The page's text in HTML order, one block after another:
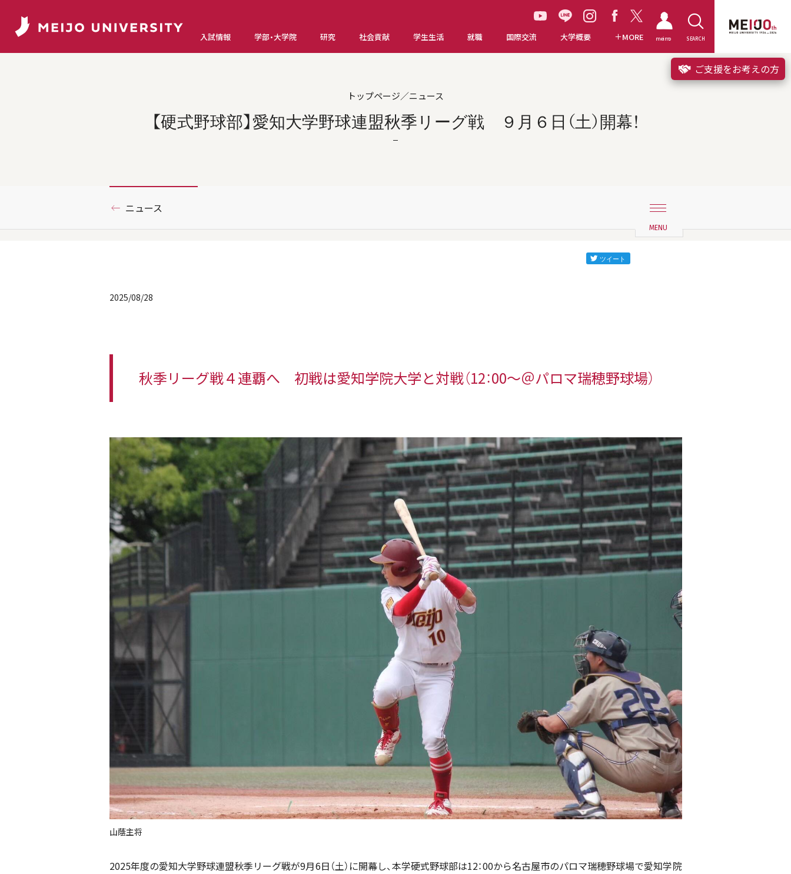
入試情報 学部・大学院 研究 社会貢献 学生生活 就職 国際交流 大学概要 MORE meimo SEARCH
ご支援をお考えの方
トップページ／ニュース
【硬式野球部】愛知大学野球連盟秋季リーグ戦 ９月６日（土）開幕！
ニュース
2025/08/28
秋季リーグ戦４連覇へ 初戦は愛知学院大学と対戦（12：00～＠パロマ瑞穂野球場）
山蔭主将
2025年度の愛知大学野球連盟秋季リーグ戦が9月6日（土）に開幕し、本学硬式野球部は12：00から名古屋市のパロマ瑞穂野球場で愛知学院